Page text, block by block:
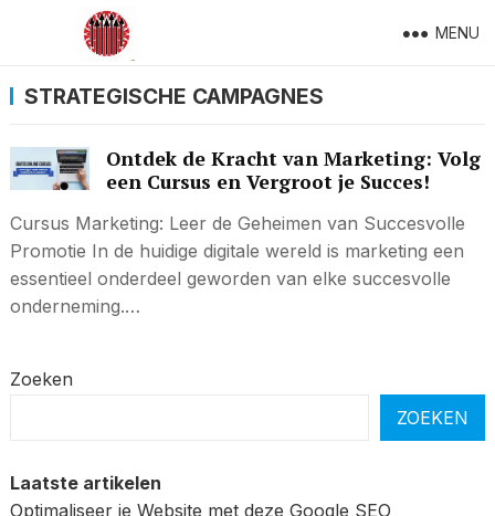
MENU
STRATEGISCHE CAMPAGNES
Ontdek de Kracht van Marketing: Volg
een Cursus en Vergroot je Succes!
Cursus Marketing: Leer de Geheimen van Succesvolle
Promotie In de huidige digitale wereld is marketing een
essentieel onderdeel geworden van elke succesvolle
onderneming.…
Zoeken
ZOEKEN
Laatste artikelen
Optimaliseer je Website met deze Google SEO